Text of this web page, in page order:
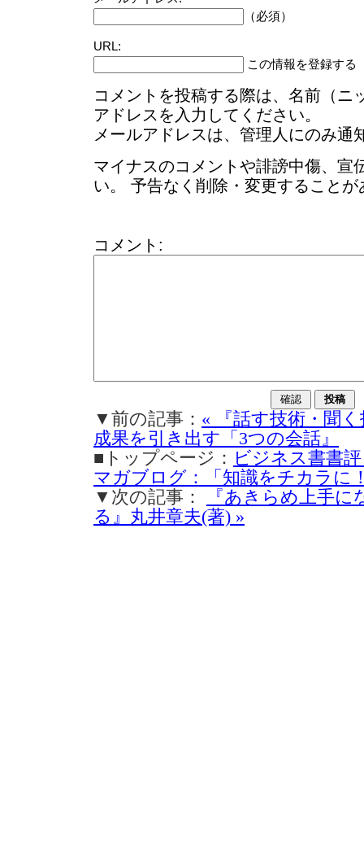
（必須）
URL:
この情報を登録する
コメントを投稿する際は、名前（ニ
アドレスを入力してください。
メールアドレスは、管理人にのみ通
マイナスのコメントや誹謗中傷、宣
い。 予告なく削除・変更することが
コメント:
▼前の記事： « 『話す技術・聞
成果を引き出す「3つの会話』
■トップページ： ビジネス書書
マガブログ：「知識をチカラに
▼次の記事：
『あきらめ上手
る』丸井章夫(著) »